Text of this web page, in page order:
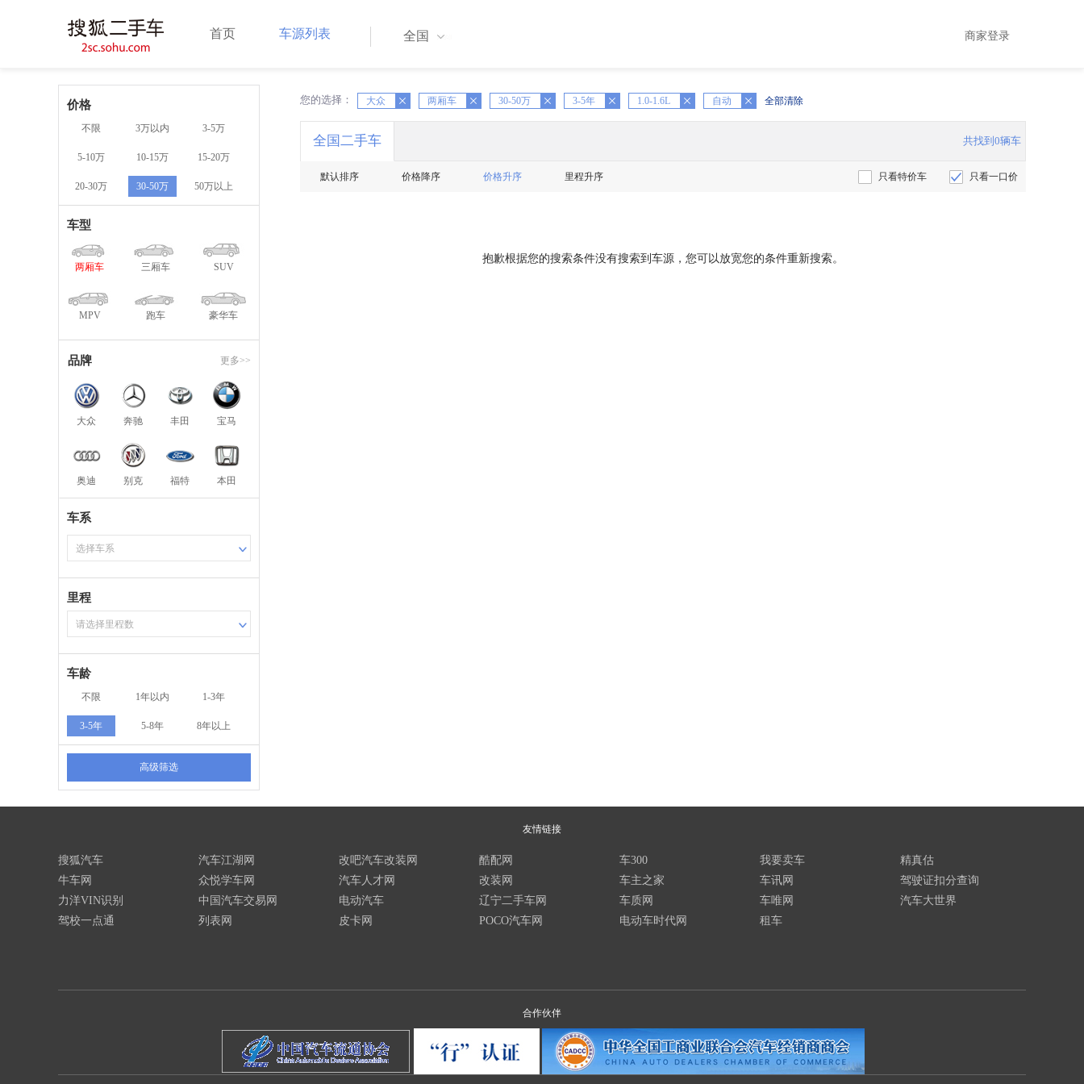
首页 车源列表 全国 商家登录
价格
不限 3万以内 3-5万
5-10万 10-15万 15-20万
20-30万 30-50万 50万以上
车型
两厢车 三厢车 SUV
MPV 跑车 豪华车
品牌 更多>>
大众 奔驰 丰田 宝马
奥迪 别克 福特 本田
车系
选择车系
里程
请选择里程数
车龄
不限 1年以内 1-3年
3-5年 5-8年 8年以上
高级筛选
您的选择： 大众
X 两厢车
X 30-50万
X 3-5年
X 1.0-1.6L
X 自动
X 全部清除
全国二手车 共找到0辆车
只看特价车 只看一口价
默认排序 价格降序 价格升序 里程升序
抱歉根据您的搜索条件没有搜索到车源，您可以放宽您的条件重新搜索。
友情链接
搜狐汽车
牛车网
力洋VIN识别
驾校一点通
汽车江湖网
众悦学车网
中国汽车交易网
列表网
改吧汽车改装网
汽车人才网
电动汽车
皮卡网
酷配网
改装网
辽宁二手车网
POCO汽车网
车300
车主之家
车质网
电动车时代网
我要卖车
车讯网
车唯网
租车
精真估
驾驶证扣分查询
汽车大世界
合作伙伴